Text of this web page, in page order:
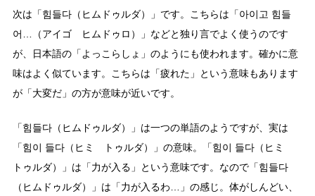
次は「힘들다（ヒムドゥルダ）」です。こちらは「아이고 힘들
어…（アイゴ ヒムドゥロ）」などと独り言でよく使うのです
が、日本語の「よっこらしょ」のようにも使われます。確かに意
味はよく似ています。こちらは「疲れた」という意味もあります
が「大変だ」の方が意味が近いです。
「힘들다（ヒムドゥルダ）」は一つの単語のようですが、実は
「힘이 들다（ヒミ トゥルダ）」の意味。「힘이 들다（ヒミ
トゥルダ）」は「力が入る」という意味です。なので「힘들다
（ヒムドゥルダ）」は「力が入るわ…」の感じ。体がしんどい、